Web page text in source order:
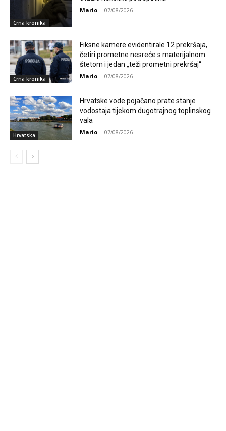
Crna kronika
Mario - 07/08/2026
Crna kronika
Fiksne kamere evidentirale 12 prekršaja,
četiri prometne nesreće s materijalnom
štetom i jedan „teži prometni prekršaj“
Mario - 07/08/2026
Hrvatska
Hrvatske vode pojačano prate stanje
vodostaja tijekom dugotrajnog toplinskog
vala
Mario - 07/08/2026